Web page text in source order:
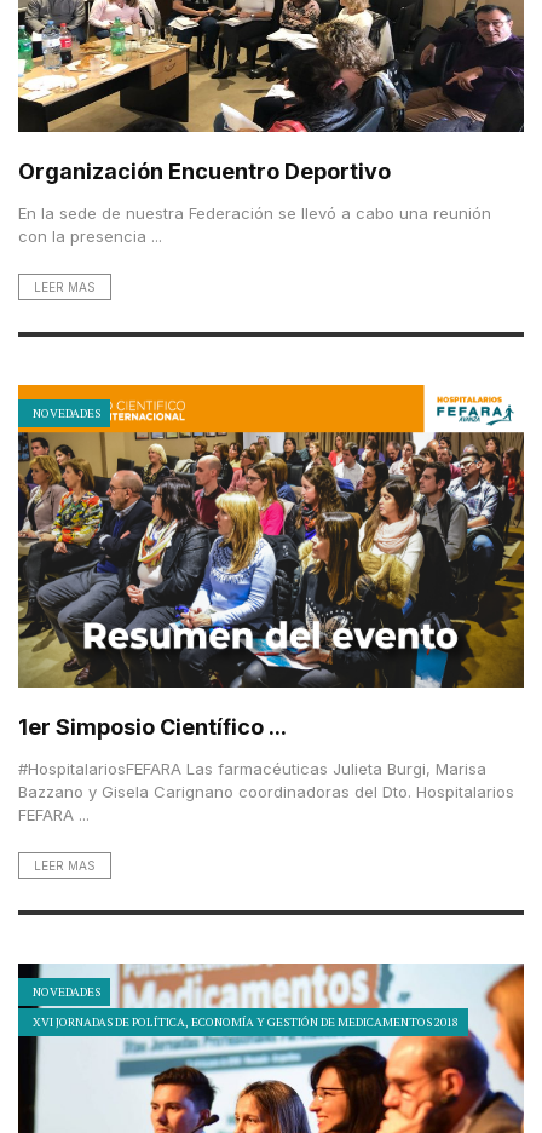
Organización Encuentro Deportivo
En la sede de nuestra Federación se llevó a cabo una reunión
con la presencia ...
LEER MAS
NOVEDADES
1er Simposio Científico ...
#HospitalariosFEFARA Las farmacéuticas Julieta Burgi, Marisa
Bazzano y Gisela Carignano coordinadoras del Dto. Hospitalarios
FEFARA ...
LEER MAS
NOVEDADES
XVI JORNADAS DE POLÍTICA, ECONOMÍA Y GESTIÓN DE MEDICAMENTOS 2018